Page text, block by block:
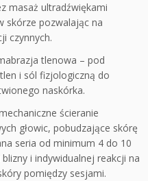
masaż ultradźwiękami
skórze pozwalając na
czynnych.
tlenowa – pod
i sól fizjologiczną do
naskórka.
ścieranie
głowic, pobudzające skórę
seria od minimum 4 do 10
i indywidualnej reakcji na
pomiędzy sesjami.